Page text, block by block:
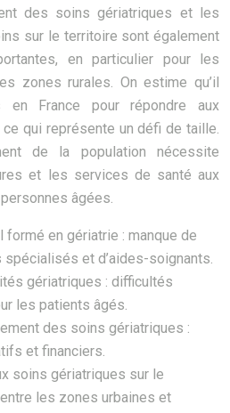
des soins gériatriques et les
sur le territoire sont également
en particulier pour les
zones rurales. On estime qu’il
en France pour répondre aux
qui représente un défi de taille.
de la population nécessite
et les services de santé aux
âgées.
formé en gériatrie : manque de
spécialisés et d’aides-soignants.
gériatriques : difficultés
les patients âgés.
des soins gériatriques :
et financiers.
soins gériatriques sur le
les zones urbaines et